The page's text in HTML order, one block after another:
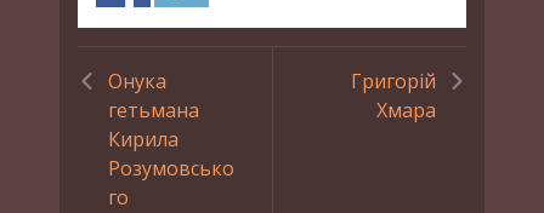
Онука
гетьмана
Кирила
Розумовсько
го
Григорій
Хмара